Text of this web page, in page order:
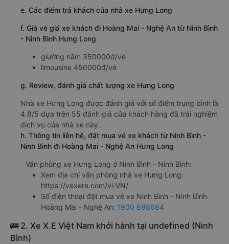
e. Các điểm trả khách của nhà xe Hưng Long
f. Giá vé giá xe khách đi Hoàng Mai - Nghệ An từ Ninh Bình
- Ninh Bình Hưng Long
giường nằm 350000đ/vé
limousine 450000đ/vé
g. Review, đánh giá chất lượng xe Hưng Long
Nhà xe Hưng Long được đánh giá với số điểm trung bình là
4.8/5 dựa trên 55 đánh giá của khách hàng đã trải nghiệm
dịch vụ của nhà xe này.
h. Thông tin liên hệ, đặt mua vé xe khách từ Ninh Bình -
Ninh Bình đi Hoàng Mai - Nghệ An Hưng Long
Văn phòng xe Hưng Long ở Ninh Bình - Ninh Bình:
Xem địa chỉ văn phòng nhà xe Hưng Long:
https://vexere.com/vi-VN/
Số điện thoại đặt mua vé xe Ninh Bình - Ninh Bình
Hoàng Mai - Nghệ An: 1900 888684
🚌 2. Xe X.E Việt Nam khởi hành tại undefined (Ninh
Bình)